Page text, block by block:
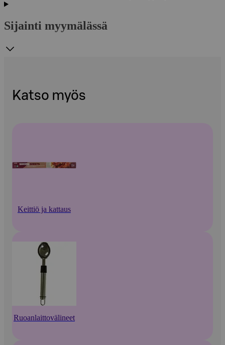
Sijainti myymälässä
Katso myös
Keittiö ja kattaus
Ruoanlaittovälineet